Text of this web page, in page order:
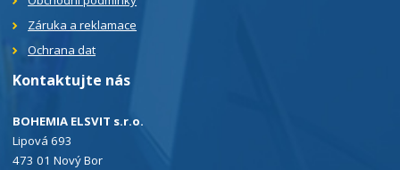
Záruka a reklamace
Ochrana dat
Kontaktujte nás
BOHEMIA ELSVIT s.r.o.
Lipová 693
473 01 Nový Bor